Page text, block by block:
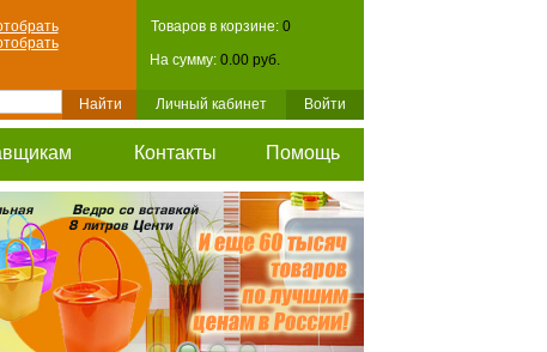
Товаров в корзине: 0
На сумму: 0.00 руб.
Личный кабинет Войти
Контакты Помощь